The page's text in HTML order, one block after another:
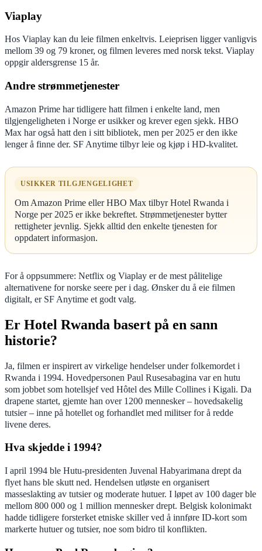
Viaplay
Hos Viaplay kan du leie filmen enkeltvis. Leieprisen ligger vanligvis
mellom 39 og 79 kroner, og filmen leveres med norsk tekst. Viaplay
oppgir aldersgrense 15 år.
Andre strømmetjenester
Amazon Prime har tidligere hatt filmen i enkelte land, men
tilgjengeligheten i Norge er usikker og krever egen sjekk. HBO
Max har også hatt den i sitt bibliotek, men per 2025 er den ikke
lenger å finne der. SF Anytime tilbyr leie og kjøp i HD-kvalitet.
USIKKER TILGJENGELIGHET
Om Amazon Prime eller HBO Max tilbyr Hotel Rwanda i
Norge per 2025 er ikke bekreftet. Strømmetjenester bytter
rettigheter jevnlig. Sjekk alltid den enkelte tjenesten for
oppdatert informasjon.
For å oppsummere: Netflix og Viaplay er de mest pålitelige
alternativene for norske seere per i dag. Ønsker du å eie filmen
digitalt, er SF Anytime et godt valg.
Er Hotel Rwanda basert på en sann
historie?
Ja, filmen er inspirert av virkelige hendelser under folkemordet i
Rwanda i 1994. Hovedpersonen Paul Rusesabagina var en hutu
som jobbet som hotellsjef ved Hôtel des Mille Collines i Kigali. Da
drapene startet, gjemte han over 1200 mennesker – hovedsakelig
tutsier – inne på hotellet og forhandlet med militser for å redde
livene deres.
Hva skjedde i 1994?
I april 1994 ble Hutu-presidenten Juvenal Habyarimana drept da
flyet hans ble skutt ned. Hendelsen utløste en organisert
masseslakting av tutsier og moderate hutuer. I løpet av 100 dager ble
mellom 800 000 og 1 million mennesker drept. Belgisk kolonimakt
hadde tidligere forsterket etniske skiller ved å innføre ID-kort som
markerte hutuer og tutsier, noe som bidro til konflikten.